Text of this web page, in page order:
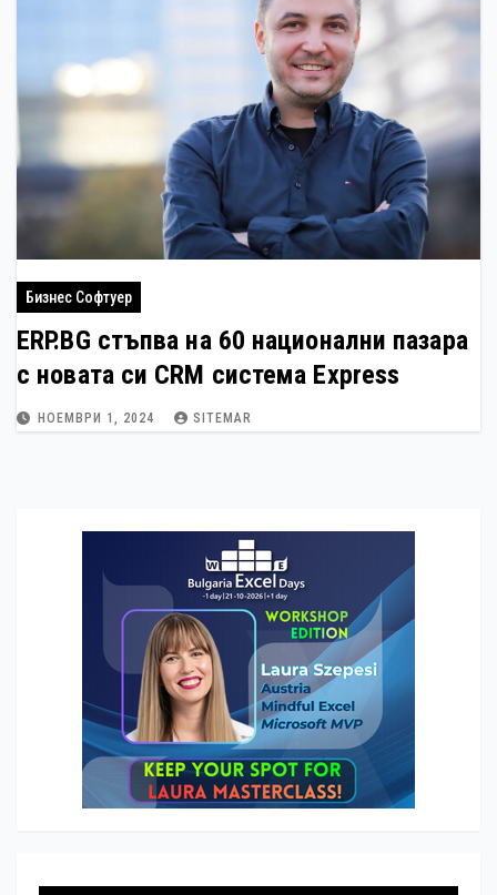
Бизнес Софтуер
ERP.BG стъпва на 60 национални пазара
с новата си CRM система Express
НОЕМВРИ 1, 2024 SITEMAR